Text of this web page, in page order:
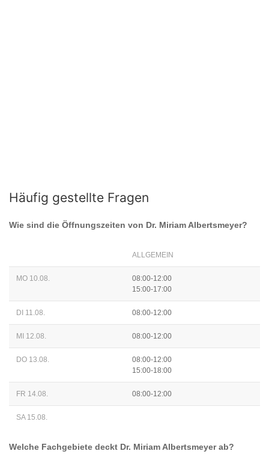
Häufig gestellte Fragen
Wie sind die Öffnungszeiten von Dr. Miriam Albertsmeyer?
ALLGEMEIN
MO 10.08.
08:00-12:00
15:00-17:00
DI 11.08. 08:00-12:00
MI 12.08. 08:00-12:00
DO 13.08.
08:00-12:00
15:00-18:00
FR 14.08. 08:00-12:00
SA 15.08.
Welche Fachgebiete deckt Dr. Miriam Albertsmeyerab?